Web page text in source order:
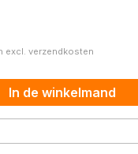
excl. verzendkosten
In de winkelmand